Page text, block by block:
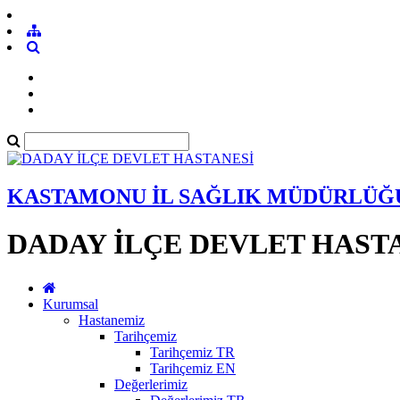
KASTAMONU İL SAĞLIK
DADAY İLÇE DEVLET
Kurumsal
Hastanemiz
Tarihçemiz
Tarihçemiz TR
Tarihçemiz EN
Değerlerimiz